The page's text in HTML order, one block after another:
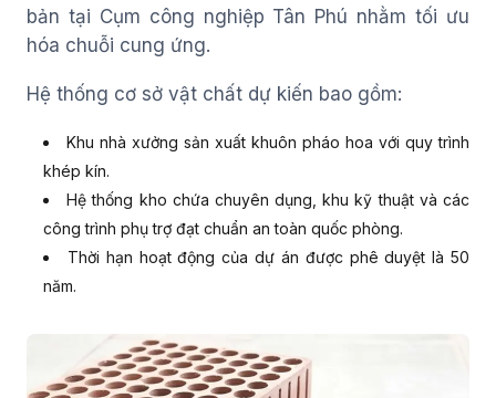
bản tại Cụm công nghiệp Tân Phú nhằm tối ưu
hóa chuỗi cung ứng.
Hệ thống cơ sở vật chất dự kiến bao gồm:
Khu nhà xưởng sản xuất khuôn pháo hoa với quy trình
khép kín.
Hệ thống kho chứa chuyên dụng, khu kỹ thuật và các
công trình phụ trợ đạt chuẩn an toàn quốc phòng.
Thời hạn hoạt động của dự án được phê duyệt là 50
năm.